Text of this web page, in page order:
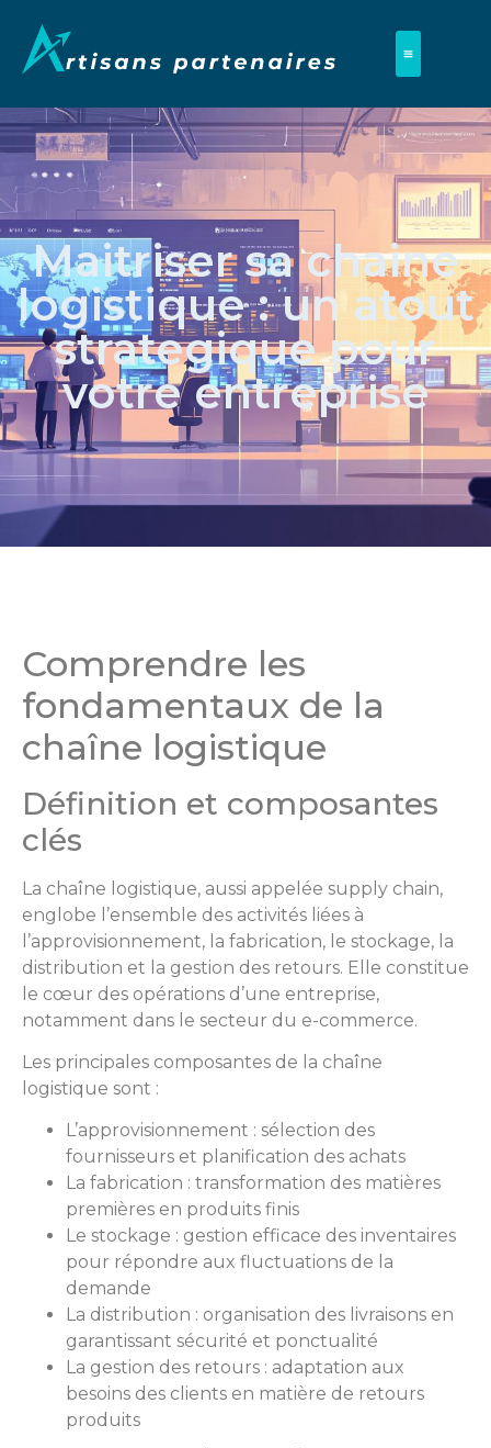
Maitriser sa chaine
logistique : un atout
strategique pour
votre entreprise
Comprendre les
fondamentaux de la
chaîne logistique
Définition et composantes
clés
La chaîne logistique, aussi appelée supply chain,
englobe l’ensemble des activités liées à
l’approvisionnement, la fabrication, le stockage, la
distribution et la gestion des retours. Elle constitue
le cœur des opérations d’une entreprise,
notamment dans le secteur du e-commerce.
Les principales composantes de la chaîne
logistique sont :
L’approvisionnement : sélection des
fournisseurs et planification des achats
La fabrication : transformation des matières
premières en produits finis
Le stockage : gestion efficace des inventaires
pour répondre aux fluctuations de la
demande
La distribution : organisation des livraisons en
garantissant sécurité et ponctualité
La gestion des retours : adaptation aux
besoins des clients en matière de retours
produits